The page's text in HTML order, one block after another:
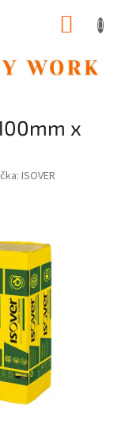
x
ISOVER